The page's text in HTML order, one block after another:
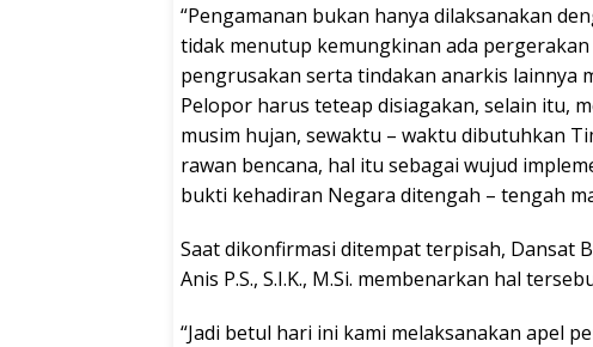
“Pengamanan bukan hanya dilaksanakan
tidak menutup kemungkinan ada
pengrusakan serta tindakan anarkis lainnya
Pelopor harus teteap disiagakan, selain itu,
musim hujan, sewaktu – waktu dibutuhkan
rawan bencana, hal itu sebagai wujud
bukti kehadiran Negara ditengah – tengah
Saat dikonfirmasi ditempat terpisah, Dansat
Anis P.S., S.I.K., M.Si. membenarkan hal
“Jadi betul hari ini kami melaksanakan apel